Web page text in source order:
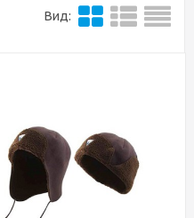
Вид: